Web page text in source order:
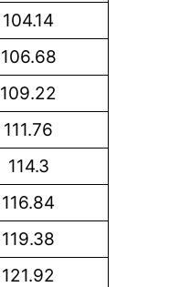
104.14
106.68
109.22
111.76
114.3
116.84
119.38
121.92